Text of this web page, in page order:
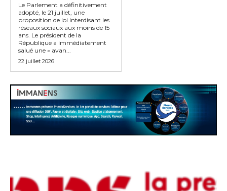
Le Parlement a définitivement
adopté, le 21 juillet, une
proposition de loi interdisant les
réseaux sociaux aux moins de 15
ans. Le président de la
République a immédiatement
salué une « avan...
22 juillet 2026